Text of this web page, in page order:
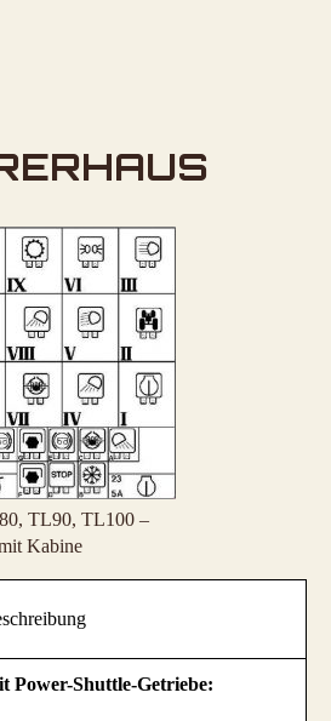
TL90, TL100 –
Kabine
Power-Shuttle-Getriebe: